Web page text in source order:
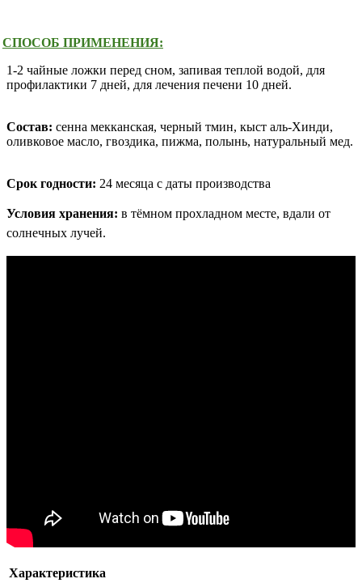
СПОСОБ ПРИМЕНЕНИЯ:
1-2 чайные ложки перед сном, запивая теплой водой, для
профилактики 7 дней, для лечения печени 10 дней.
Состав: сенна мекканская, черный тмин, кыст аль-Хинди,
оливковое масло, гвоздика, пижма, полынь, натуральный мед.
Срок годности: 24 месяца с даты производства
Условия хранения: в тёмном прохладном месте, вдали от
солнечных лучей.
Характеристика